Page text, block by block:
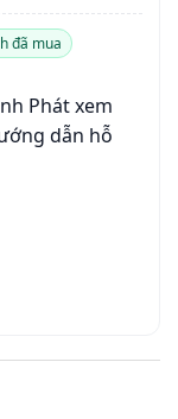
đã mua
Phát xem
dẫn hỗ